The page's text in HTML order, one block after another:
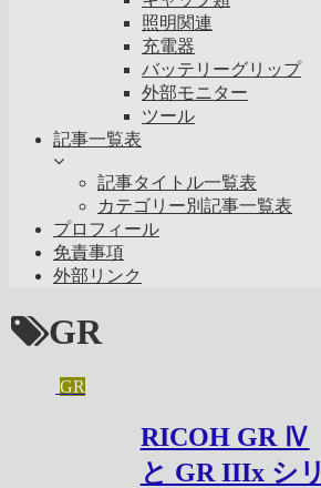
照明関連
充電器
バッテリーグリップ
外部モニター
ツール
記事一覧表
記事タイトル一覧表
カテゴリー別記事一覧表
プロフィール
免責事項
外部リンク
GR
GR
RICOH GR Ⅳ
と GR IIIx シリ